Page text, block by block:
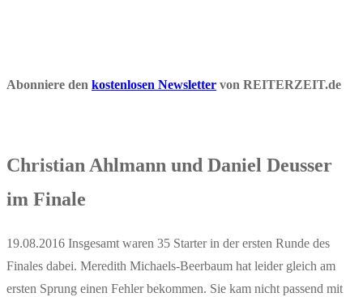
Abonniere den kostenlosen Newsletter von REITERZEIT.de
Christian Ahlmann und Daniel Deusser
im Finale
19.08.2016 Insgesamt waren 35 Starter in der ersten Runde des
Finales dabei. Meredith Michaels-Beerbaum hat leider gleich am
ersten Sprung einen Fehler bekommen. Sie kam nicht passend mit